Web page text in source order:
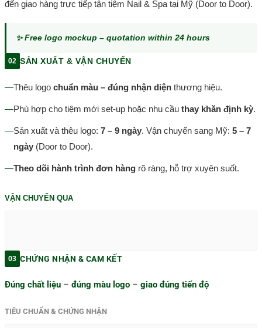
đến giao hàng trực tiếp tận tiệm Nail & Spa tại Mỹ (Door to Door).
✨ Free logo mockup – quotation within 24 hours
02 SẢN XUẤT & VẬN CHUYỂN
—Thêu logo chuẩn màu – đúng nhận diện thương hiệu.
—Phù hợp cho tiệm mới set-up hoặc nhu cầu thay khăn định kỳ.
—Sản xuất và thêu logo: 7 – 9 ngày. Vận chuyển sang Mỹ: 5 – 7
ngày (Door to Door).
—Theo dõi hành trình đơn hàng rõ ràng, hỗ trợ xuyên suốt.
VẬN CHUYỂN QUA
03 CHỨNG NHẬN & CAM KẾT
Đúng chất liệu – đúng màu logo – giao đúng tiến độ
TIÊU CHUẨN & CHỨNG NHẬN